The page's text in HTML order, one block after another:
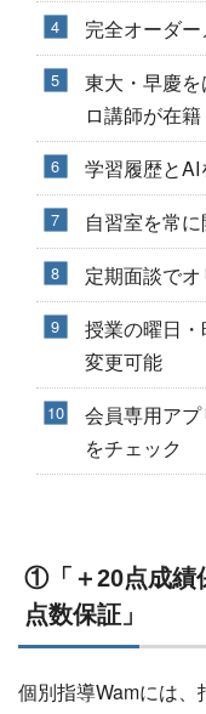
完全オーダ
東大・早慶
ロ講師が在籍
学習履歴と
自習室を常
定期面談で
授業の曜日
変更可能
会員専用ア
をチェック
①「＋20点成績
点数保証」
個別指導Wamには